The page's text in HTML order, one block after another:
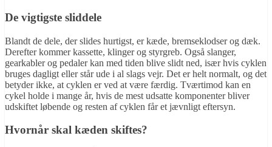
De vigtigste sliddele
Blandt de dele, der slides hurtigst, er kæde, bremseklodser og dæk.
Derefter kommer kassette, klinger og styrgreb. Også slanger,
gearkabler og pedaler kan med tiden blive slidt ned, især hvis cyklen
bruges dagligt eller står ude i al slags vejr. Det er helt normalt, og det
betyder ikke, at cyklen er ved at være færdig. Tværtimod kan en
cykel holde i mange år, hvis de mest udsatte komponenter bliver
udskiftet løbende og resten af cyklen får et jævnligt eftersyn.
Hvornår skal kæden skiftes?